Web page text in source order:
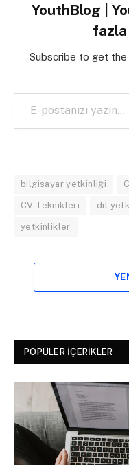
YouthBlog |
Subscribe to get
E-postanızı yazın…
bilgisayar yetkinliği
CV Teknikleri dil
yetkinlikler
POPÜLER İÇERIKLER